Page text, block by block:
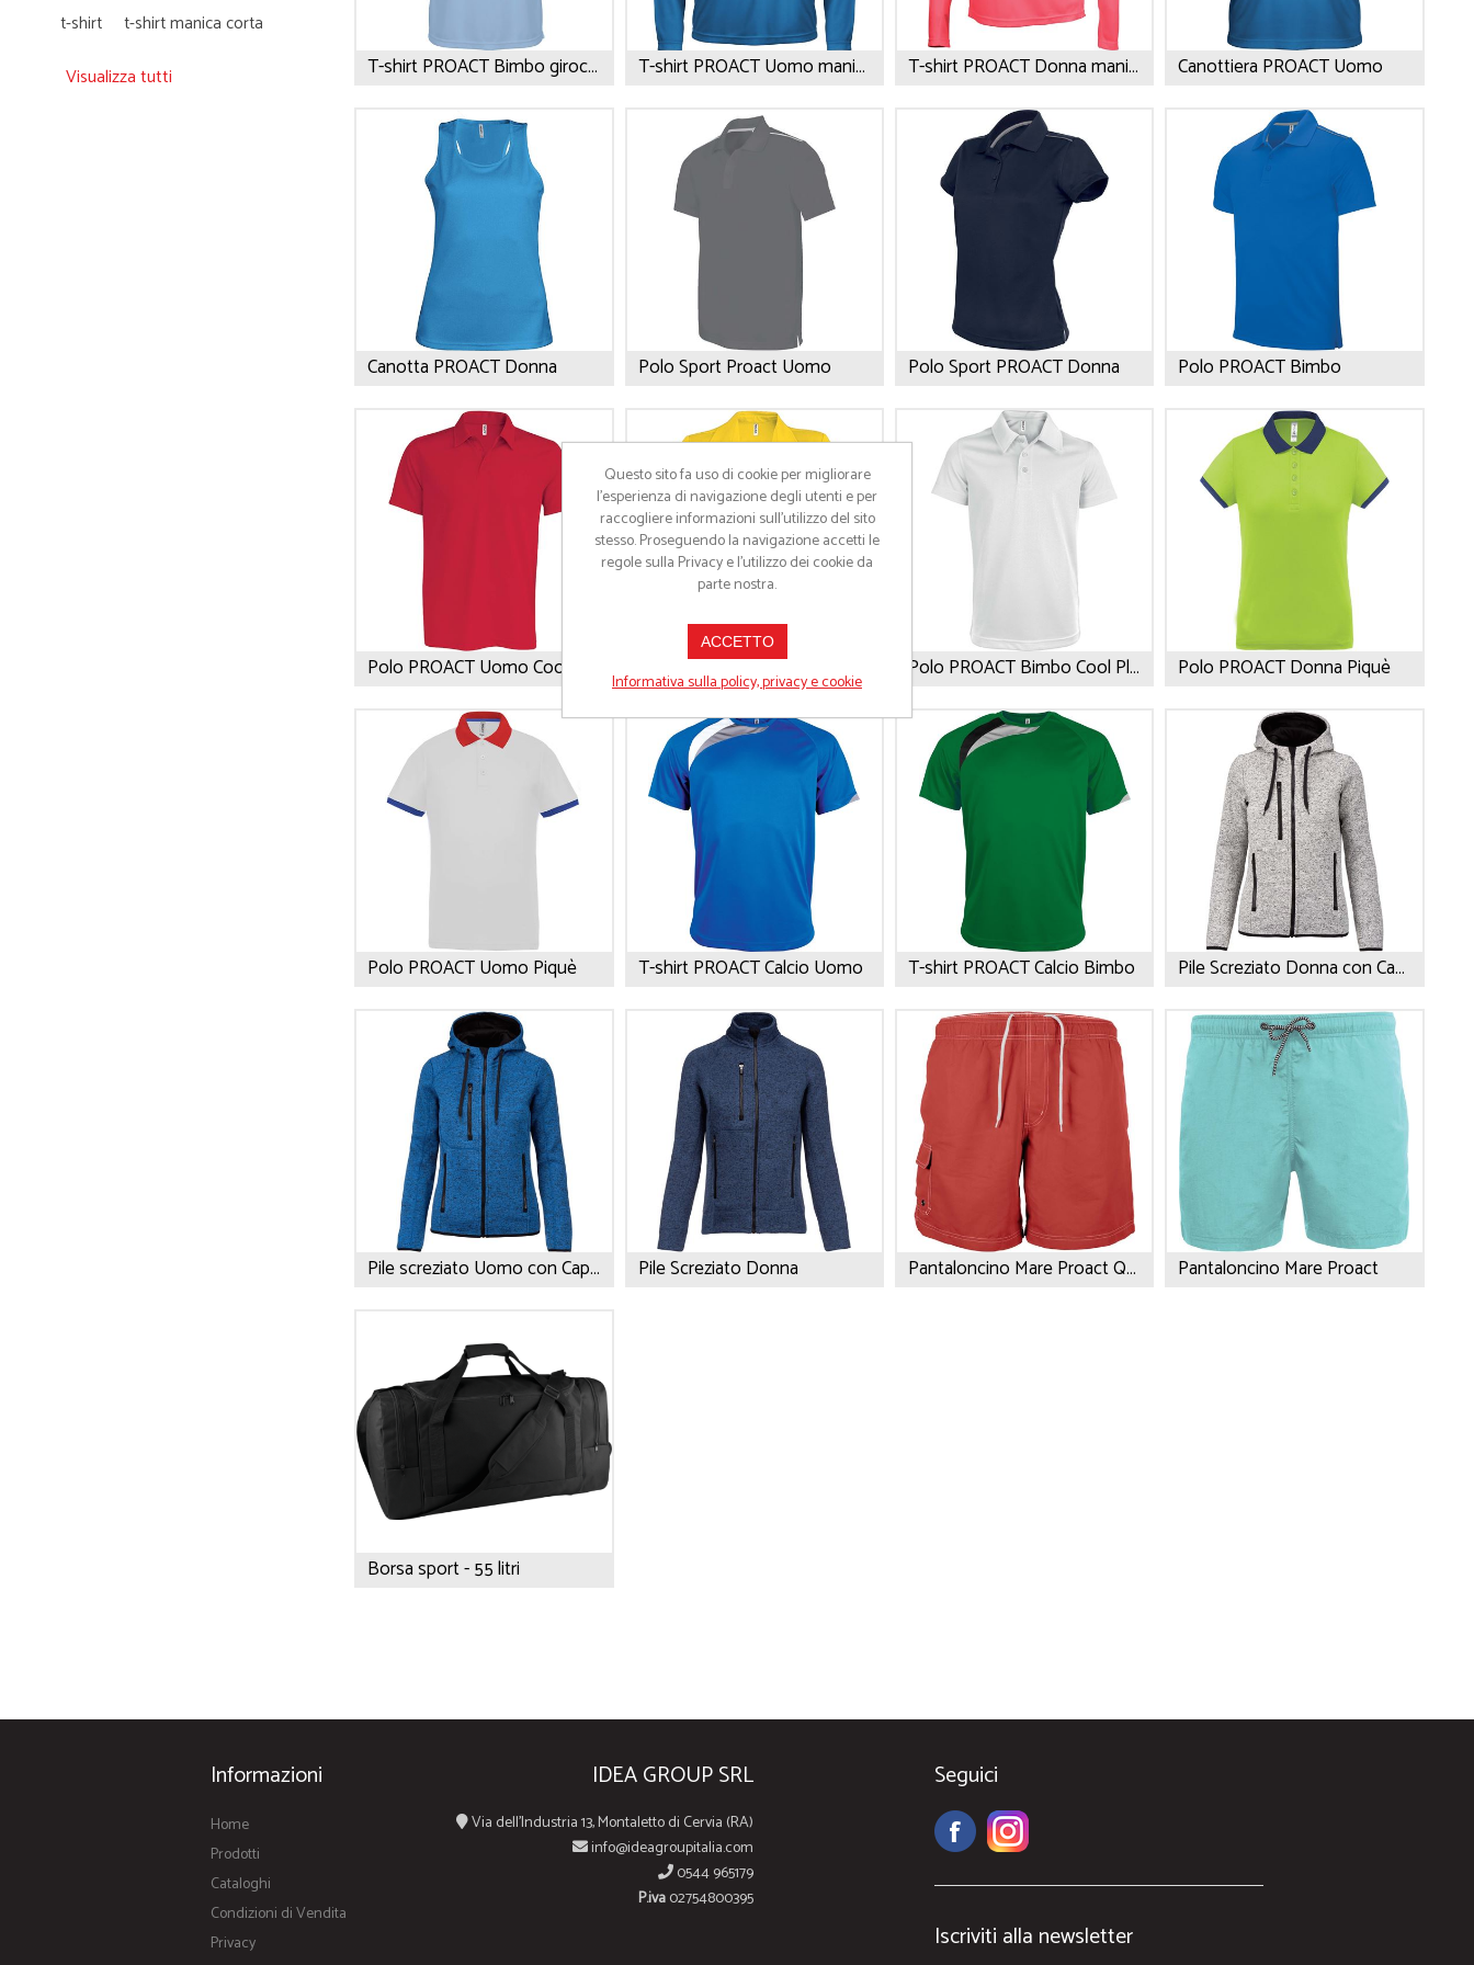
t-shirt t-shirt manica corta
Visualizza tutti T-shirt PROACT Bimbo girocollo T-shirt PROACT Uomo manica lunga T-shirt PROACT Donna manica lunga Canottiera PROACT Uomo
Canotta PROACT Donna Polo Sport Proact Uomo Polo Sport PROACT Donna Polo PROACT Bimbo
Polo PROACT Bimbo Cool Plus ® Polo PROACT Donna Piquè
Polo PROACT Uomo Piquè T-shirt PROACT Calcio Uomo T-shirt PROACT Calcio Bimbo Pile Screziato Donna con Cappuccio
Pile screziato Uomo con Cappuccio Pile Screziato Donna Pantaloncino Mare Proact Quick Dry Pantaloncino Mare Proact
Borsa sport - 55 litri
Informazioni
Home
Prodotti
Cataloghi
Condizioni di Vendita
Privacy
IDEA GROUP SRL
Via dell'Industria 13, Montaletto di Cervia (RA)
info@ideagroupitalia.com
0544 965179
P.iva02754800395
Seguici
Iscriviti alla newsletter
Questo sito fa uso di cookie per migliorare
l’esperienza di navigazione degli utenti e per
raccogliere informazioni sull’utilizzo del sito
stesso. Proseguendo la navigazione accetti le
regole sulla Privacy e l'utilizzo dei cookie da
parte nostra.
ACCETTO
Informativa sulla policy, privacy e cookie